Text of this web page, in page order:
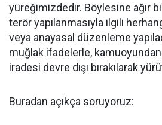
yüreğimizdedir. Böylesine ağır
terör yapılanmasıyla ilgili
veya anayasal düzenleme
muğlak ifadelerle, kamuoyundan
iradesi devre dışı bırakılarak
Buradan açıkça soruyoruz: